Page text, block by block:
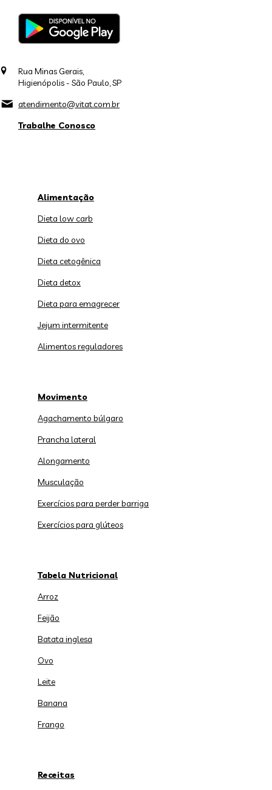
Rua Minas Gerais,
Higienópolis - São Paulo, SP
atendimento@vitat.com.br
Trabalhe Conosco
Alimentação
Dieta low carb
Dieta do ovo
Dieta cetogênica
Dieta detox
Dieta para emagrecer
Jejum intermitente
Alimentos reguladores
Movimento
Agachamento búlgaro
Prancha lateral
Alongamento
Musculação
Exercícios para perder barriga
Exercícios para glúteos
Tabela Nutricional
Arroz
Feijão
Batata inglesa
Ovo
Leite
Banana
Frango
Receitas